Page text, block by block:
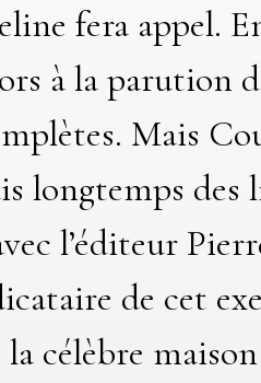
fera appel.
à la parution
Mais
longtemps des
l’éditeur
de cet
célèbre